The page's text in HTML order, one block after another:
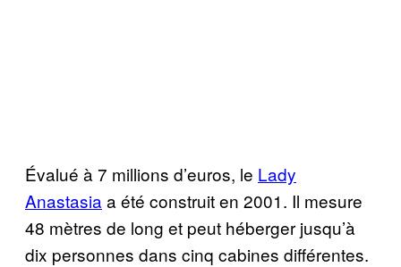
Évalué à 7 millions d’euros, le Lady
Anastasia a été construit en 2001. Il mesure
48 mètres de long et peut héberger jusqu’à
dix personnes dans cinq cabines différentes.